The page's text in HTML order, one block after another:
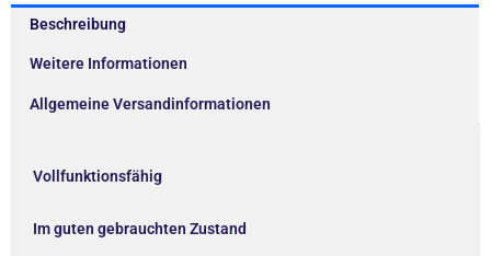
Beschreibung
Weitere Informationen
Allgemeine Versandinformationen
Vollfunktionsfähig
Im guten gebrauchten Zustand